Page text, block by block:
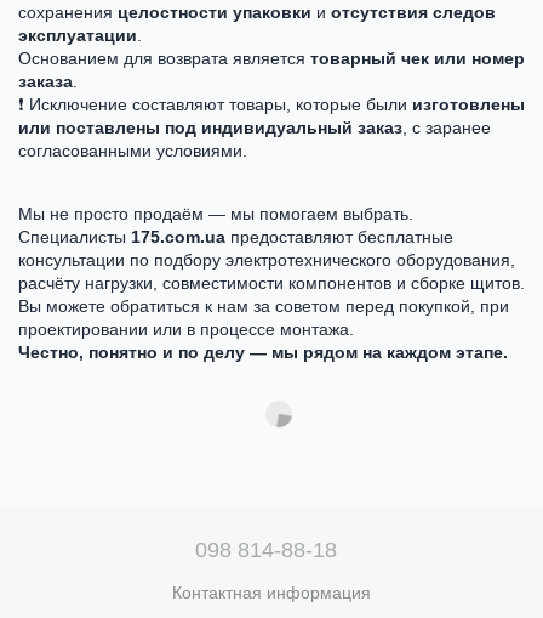
сохранения целостности упаковки и отсутствия следов
эксплуатации
Основанием для возврата является товарный чек или номер
заказа
❗ Исключение составляют товары, которые были изготовлены
или поставлены под индивидуальный заказ , с заранее
согласованными условиями.
Мы не просто продаём — мы помогаем выбрать.
Специалисты 175.com.ua предоставляют бесплатные
консультации по подбору электротехнического оборудования,
расчёту нагрузки, совместимости компонентов и сборке щитов.
Вы можете обратиться к нам за советом перед покупкой, при
проектировании или в процессе монтажа.
Честно, понятно и по делу — мы рядом на каждом этапе.
098 814-88-18
Контактная информация